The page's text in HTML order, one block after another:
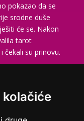
pokazao da se
srodne duše
će se. Nakon
tarot
čekali su prinovu.
za svog
vrijeme
rjeđe dolazi